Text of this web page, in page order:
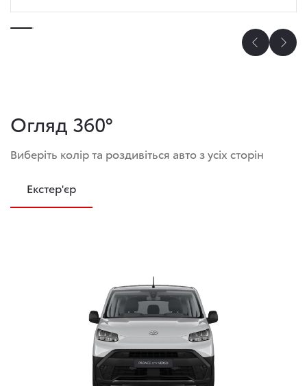
Огляд 360°
Виберіть колір та роздивіться авто з усіх сторін
Екстер'єр